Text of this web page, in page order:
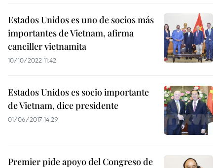
Estados Unidos es uno de socios más
importantes de Vietnam, afirma
canciller vietnamita
10/10/2022 11:42
Estados Unidos es socio importante
de Vietnam, dice presidente
01/06/2017 14:29
Premier pide apoyo del Congreso de